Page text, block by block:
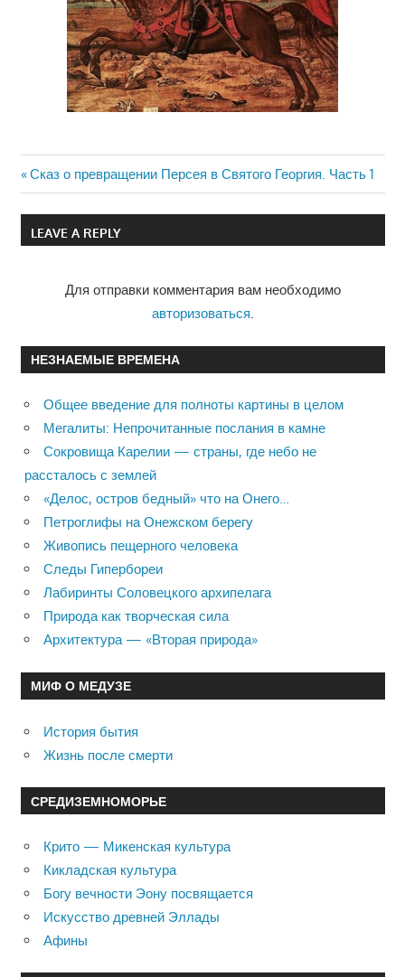
Навигация
по
Previous
Post:
Сказ о превращении Персея в Святого Георгия. Часть 1
LEAVE A REPLY
Для отправки комментария вам необходимо
авторизоваться.
НЕЗНАЕМЫЕ ВРЕМЕНА
Общее введение для полноты картины в целом
Мегалиты: Непрочитанные послания в камне
Сокровища Карелии — страны, где небо не
рассталось с землей
«Делос, остров бедный» что на Онего…
Петроглифы на Онежском берегу
Живопись пещерного человека
Следы Гипербореи
Лабиринты Соловецкого архипелага
Природа как творческая сила
Архитектура — «Вторая природа»
МИФ О МЕДУЗЕ
История бытия
Жизнь после смерти
СРЕДИЗЕМНОМОРЬЕ
Крито — Микенская культура
Кикладская культура
Богу вечности Эону посвящается
Искусство древней Эллады
Афины